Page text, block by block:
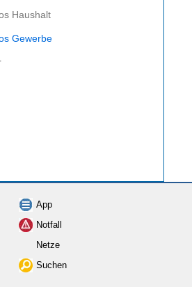
Haushalt
Gewerbe(current)
App
Notfall
Netze
Suchen